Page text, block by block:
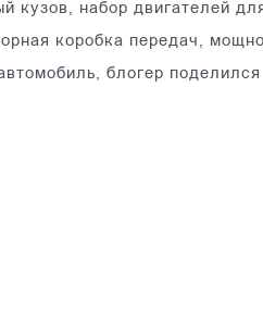
кузов, набор двигателей
коробка передач,
блогер